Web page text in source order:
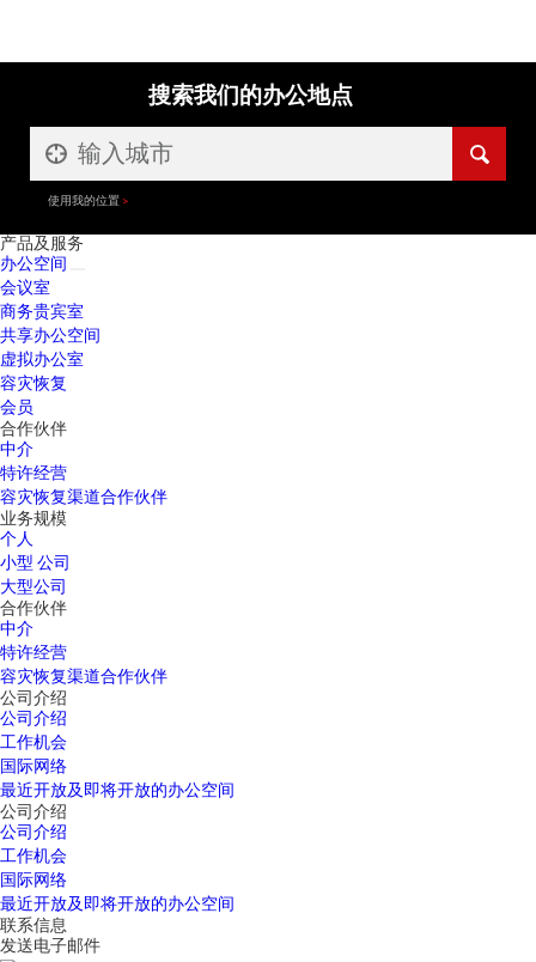
搜索我们的办公地点
使用我的位置
产品及服务
办公空间
会议室
商务贵宾室
共享办公空间
虚拟办公室
容灾恢复
会员
合作伙伴
中介
特许经营
容灾恢复渠道合作伙伴
业务规模
个人
小型 公司
大型公司
合作伙伴
中介
特许经营
容灾恢复渠道合作伙伴
公司介绍
公司介绍
工作机会
国际网络
最近开放及即将开放的办公空间
公司介绍
公司介绍
工作机会
国际网络
最近开放及即将开放的办公空间
联系信息
发送电子邮件